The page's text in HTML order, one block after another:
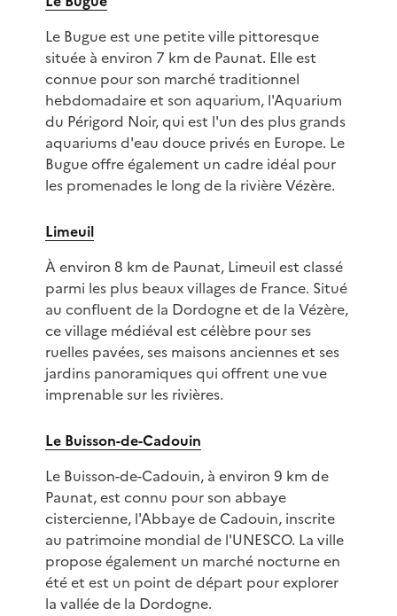
Le Bugue est une petite ville pittoresque
située à environ 7 km de Paunat. Elle est
connue pour son marché traditionnel
hebdomadaire et son aquarium, l'Aquarium
du Périgord Noir, qui est l'un des plus grands
aquariums d'eau douce privés en Europe. Le
Bugue offre également un cadre idéal pour
les promenades le long de la rivière Vézère.
Limeuil
À environ 8 km de Paunat, Limeuil est classé
parmi les plus beaux villages de France. Situé
au confluent de la Dordogne et de la Vézère,
ce village médiéval est célèbre pour ses
ruelles pavées, ses maisons anciennes et ses
jardins panoramiques qui offrent une vue
imprenable sur les rivières.
Le Buisson-de-Cadouin
Le Buisson-de-Cadouin, à environ 9 km de
Paunat, est connu pour son abbaye
cistercienne, l'Abbaye de Cadouin, inscrite
au patrimoine mondial de l'UNESCO. La ville
propose également un marché nocturne en
été et est un point de départ pour explorer
la vallée de la Dordogne.